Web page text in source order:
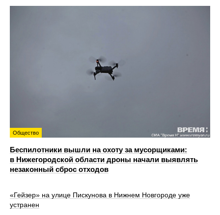
Общество
Беспилотники вышли на охоту за мусорщиками:
в Нижегородской области дроны начали выявлять
незаконный сброс отходов
«Гейзер» на улице Пискунова в Нижнем Новгороде уже
устранен